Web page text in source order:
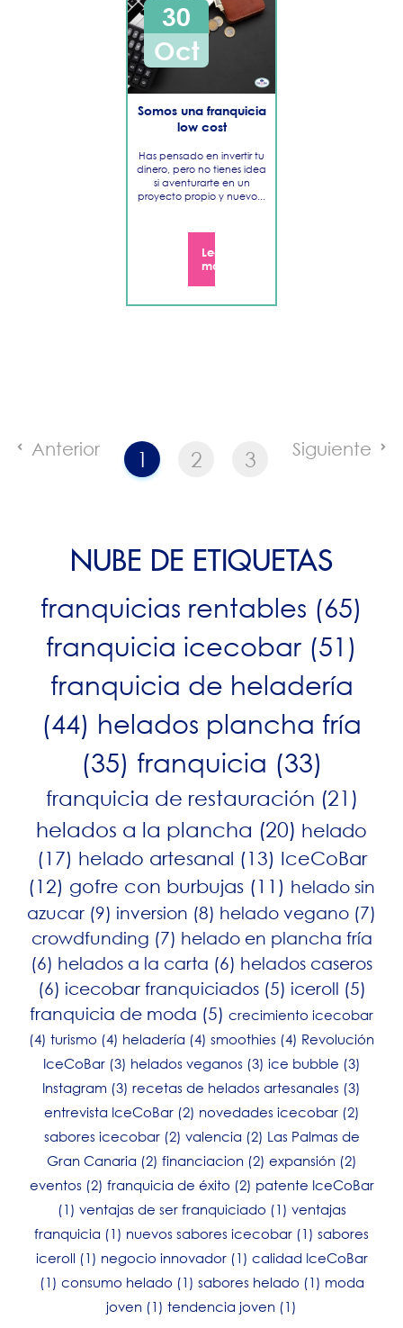
30
Oct
Somos una franquicia
low cost
Has pensado en invertir tu
dinero, pero no tienes idea
si aventurarte en un
proyecto propio y nuevo...
Leer
más
Anterior 1 2 3 Siguiente
NUBE DE ETIQUETAS
franquicias rentables (65)
franquicia icecobar (51)
franquicia de heladería
(44) helados plancha fría
(35) franquicia (33)
franquicia de restauración (21)
helados a la plancha (20) helado
(17) helado artesanal (13) IceCoBar
(12) gofre con burbujas (11) helado sin
azucar (9) inversion (8) helado vegano (7)
crowdfunding (7) helado en plancha fría
(6) helados a la carta (6) helados caseros
(6) icecobar franquiciados (5) iceroll (5)
franquicia de moda (5) crecimiento icecobar
(4) turismo (4) heladería (4) smoothies (4) Revolución
IceCoBar (3) helados veganos (3) ice bubble (3)
Instagram (3) recetas de helados artesanales (3)
entrevista IceCoBar (2) novedades icecobar (2)
sabores icecobar (2) valencia (2) Las Palmas de
Gran Canaria (2) financiacion (2) expansión (2)
eventos (2) franquicia de éxito (2) patente IceCoBar
(1) ventajas de ser franquiciado (1) ventajas
franquicia (1) nuevos sabores icecobar (1) sabores
iceroll (1) negocio innovador (1) calidad IceCoBar
(1) consumo helado (1) sabores helado (1) moda
joven (1) tendencia joven (1)